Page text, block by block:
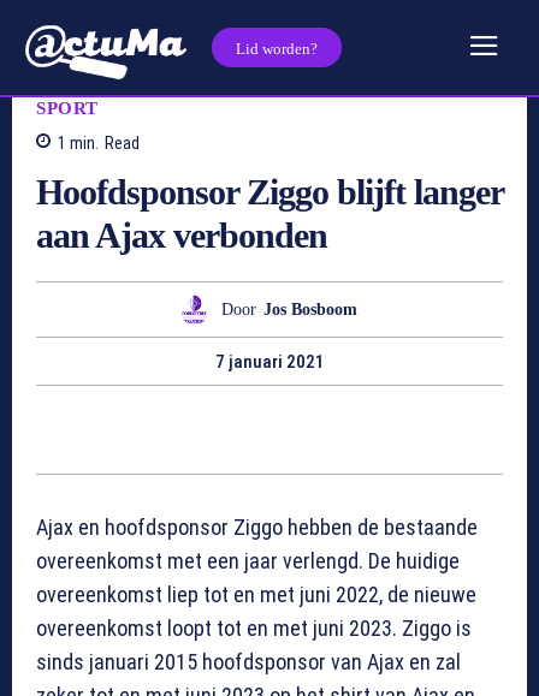
Lid worden?
SPORT
1 min. Read
Hoofdsponsor Ziggo blijft langer
aan Ajax verbonden
Door Jos Bosboom
7 januari 2021
Ajax en hoofdsponsor Ziggo hebben de bestaande
overeenkomst met een jaar verlengd. De huidige
overeenkomst liep tot en met juni 2022, de nieuwe
overeenkomst loopt tot en met juni 2023. Ziggo is
sinds januari 2015 hoofdsponsor van Ajax en zal